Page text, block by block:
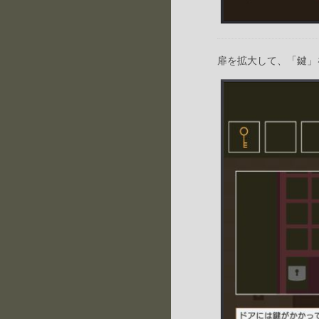
扉を拡大して、「鍵